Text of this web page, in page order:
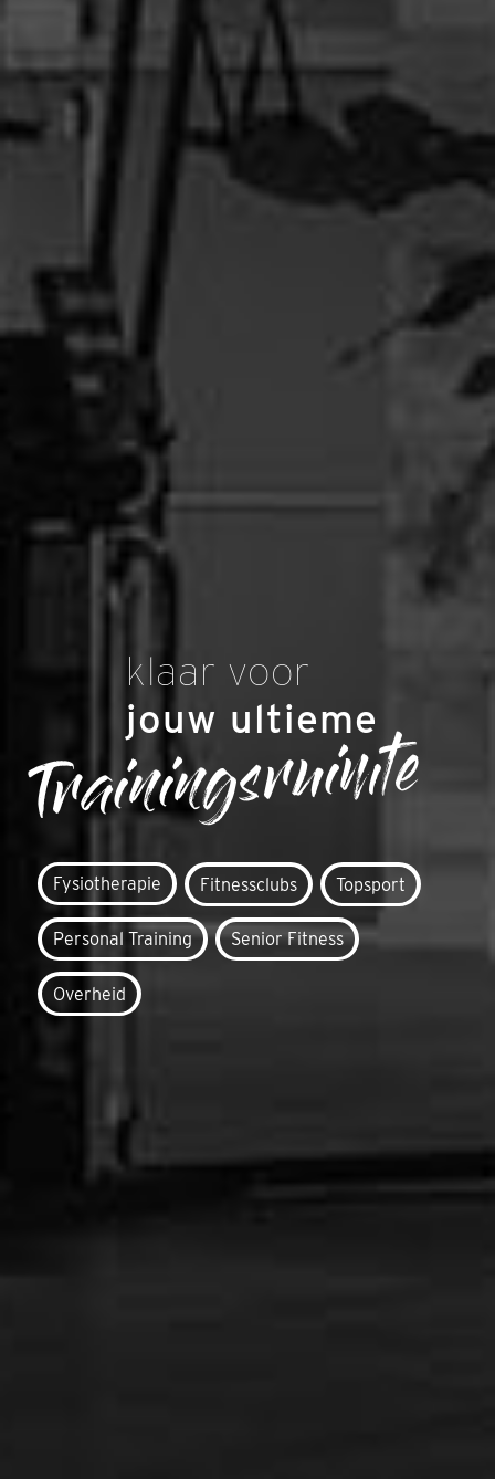
klaar voor
jouw ultieme
Trainingsruimte
Fysiotherapie Fitnessclubs Topsport
Personal Training Senior Fitness
Overheid